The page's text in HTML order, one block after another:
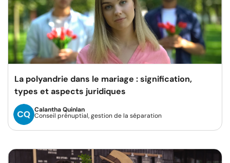
La polyandrie dans le mariage : signification,
types et aspects juridiques
Calantha Quinlan
Conseil prénuptial, gestion de la séparation